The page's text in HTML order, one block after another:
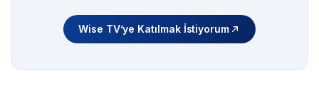
Wise TV’ye Katılmak İstiyorum